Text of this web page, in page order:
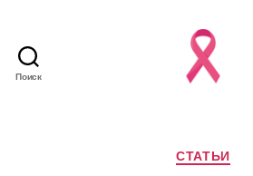
Поиск
Рубрики
СТАТЬИ